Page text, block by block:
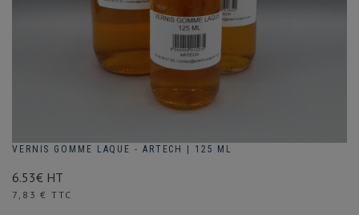
VERNIS GOMME LAQUE - ARTECH | 125 ML
6.53€ HT
Prix
7,83 € TTC